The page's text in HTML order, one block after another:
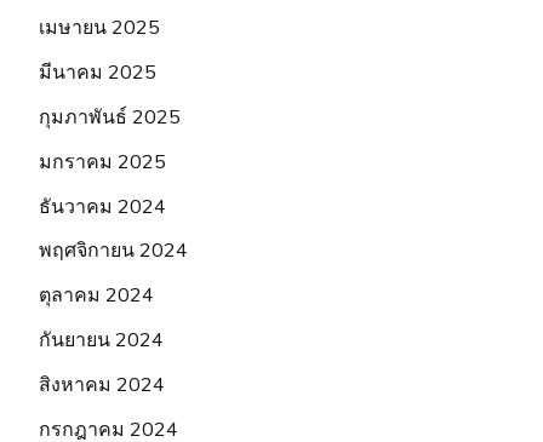
เมษายน 2025
มีนาคม 2025
กุมภาพันธ์ 2025
มกราคม 2025
ธันวาคม 2024
พฤศจิกายน 2024
ตุลาคม 2024
กันยายน 2024
สิงหาคม 2024
กรกฎาคม 2024